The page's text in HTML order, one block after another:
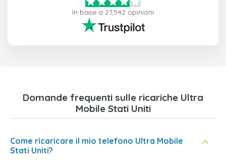
In base a 27,542 opinioni
Domande frequenti sulle ricariche Ultra
Mobile Stati Uniti
Come ricaricare il mio telefono Ultra Mobile
Stati Uniti?